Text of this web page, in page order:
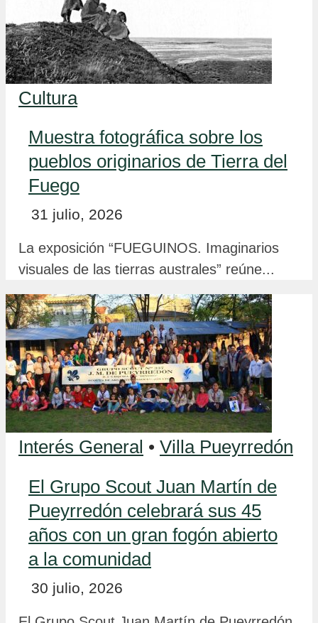
Cultura
Muestra fotográfica sobre los
pueblos originarios de Tierra del
Fuego
31 julio, 2026
La exposición “FUEGUINOS. Imaginarios
visuales de las tierras australes” reúne...
Interés General • Villa Pueyrredón
El Grupo Scout Juan Martín de
Pueyrredón celebrará sus 45
años con un gran fogón abierto
a la comunidad
30 julio, 2026